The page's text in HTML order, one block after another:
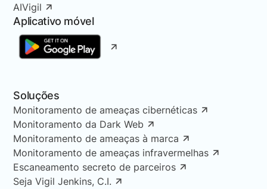
AIVigil
Aplicativo móvel
Soluções
Monitoramento de ameaças cibernéticas
Monitoramento da Dark Web
Monitoramento de ameaças à marca
Monitoramento de ameaças infravermelhas
Escaneamento secreto de parceiros
Seja Vigil Jenkins, C.I.